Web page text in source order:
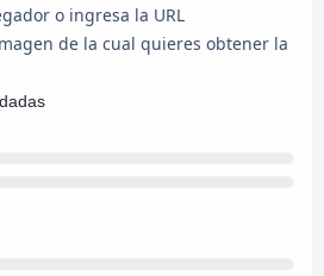
o ingresa la URL
de la cual quieres obtener la